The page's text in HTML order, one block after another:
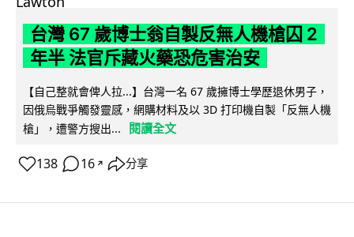
台灣 67 歲博士翁自製反無人機槍囚 2
年半 法官斥藏火藥恐危害治安
【自己整就會俾人拉...】台灣一名 67 歲擁博士學歷退休男子，
因俄烏戰爭觸發靈感，網購材料及以 3D 打印機自製「反無人機
槍」，遭警方搜出...
閱讀全文
138 16 ↗ 分享